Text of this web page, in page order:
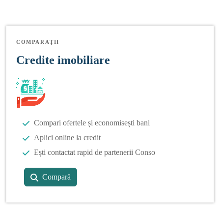
COMPARAȚII
Credite imobiliare
Compari ofertele și economisești bani
Aplici online la credit
Ești contactat rapid de partenerii Conso
Compară